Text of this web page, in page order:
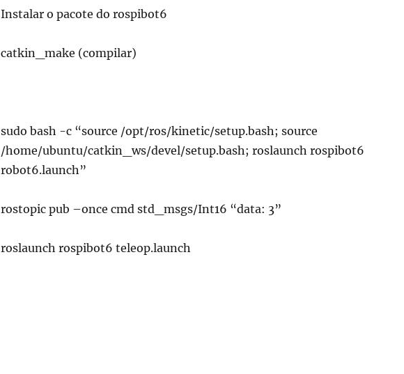
Instalar o pacote do rospibot6
catkin_make (compilar)
sudo bash -c “source /opt/ros/kinetic/setup.bash; source
/home/ubuntu/catkin_ws/devel/setup.bash; roslaunch rospibot6
robot6.launch”
rostopic pub –once cmd std_msgs/Int16 “data: 3”
roslaunch rospibot6 teleop.launch